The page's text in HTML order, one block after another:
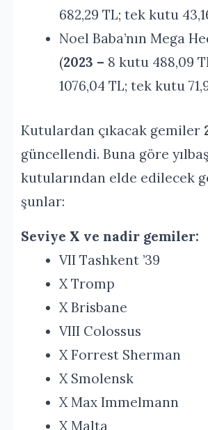
682,29 TL; tek kutu
Noel Baba’nın Mega
(2023 – 8 kutu 488,09
1076,04 TL; tek kutu
Kutulardan çıkacak gemiler
güncellendi. Buna göre
kutularından elde edilecek
şunlar:
Seviye X ve nadir gemiler:
VII Tashkent ’39
X Tromp
X Brisbane
VIII Colossus
X Forrest Sherman
X Smolensk
X Max Immelmann
X Malta